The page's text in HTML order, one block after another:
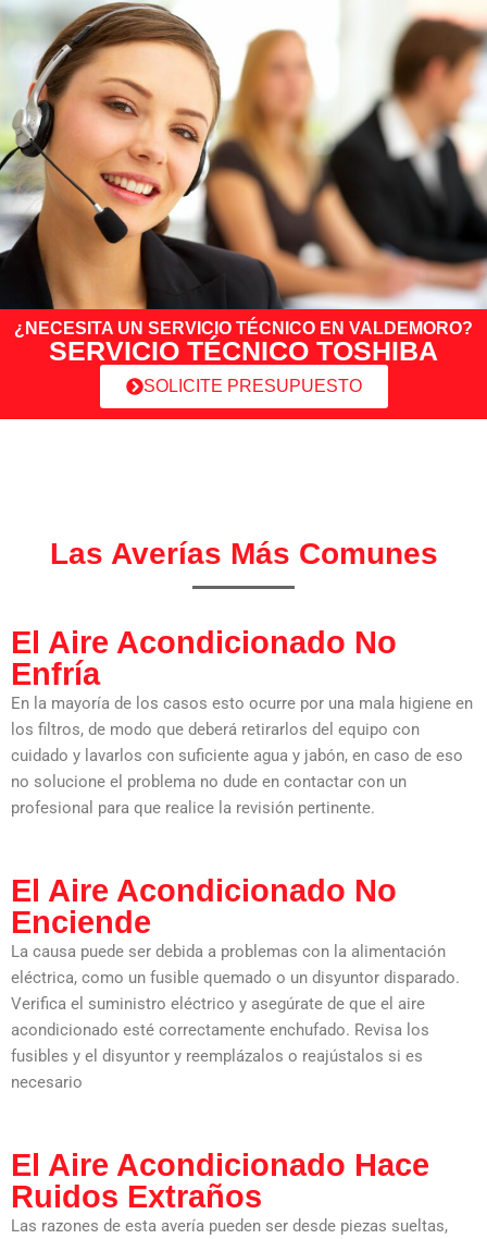
¿NECESITA UN SERVICIO TÉCNICO EN VALDEMORO?
SERVICIO TÉCNICO TOSHIBA
SOLICITE PRESUPUESTO
Las Averías Más Comunes
El Aire Acondicionado No
Enfría
En la mayoría de los casos esto ocurre por una mala higiene en
los filtros, de modo que deberá retirarlos del equipo con
cuidado y lavarlos con suficiente agua y jabón, en caso de eso
no solucione el problema no dude en contactar con un
profesional para que realice la revisión pertinente.
El Aire Acondicionado No
Enciende
La causa puede ser debida a problemas con la alimentación
eléctrica, como un fusible quemado o un disyuntor disparado.
Verifica el suministro eléctrico y asegúrate de que el aire
acondicionado esté correctamente enchufado. Revisa los
fusibles y el disyuntor y reemplázalos o reajústalos si es
necesario
El Aire Acondicionado Hace
Ruidos Extraños
Las razones de esta avería pueden ser desde piezas sueltas,